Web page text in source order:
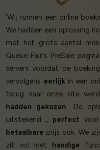
‘Wij runnen een online
We hadden een oplossing
met het grote aantal
Queue-Fair's PreSale
servers voordat de
vervolgens eerlijk in een
terug naar onze site
hadden gekozen . De
uitstekend , perfect
betaalbare prijs ook. We
zit vol met handige